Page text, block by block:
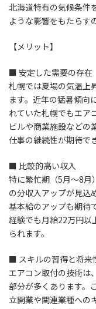
北海道特有の気候条件
ような影響をもたらす
【メリット】
■ 安定した需要の存在
札幌では夏場の気温上
ます。近年の猛暑傾向
れていた札幌でもエア
ビルや商業施設などの
仕事の継続性が期待で
■ 比較的高い収入
特に繁忙期（5月〜8月
の分収入アップが見込
基本給のアップも期待
経験でも月給22万円以
られます。
■ スキルの習得と将来
エアコン取付の技術は
部分が多くあります。
立開業や関連業種への